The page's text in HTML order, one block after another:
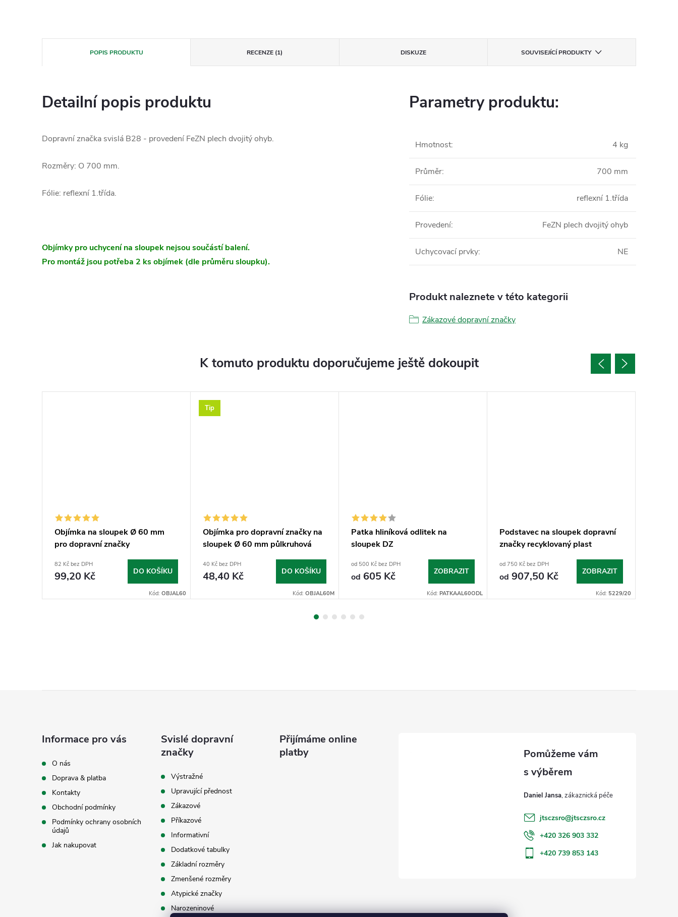
POPIS PRODUKTU RECENZE (1) DISKUZE SOUVISEJÍCÍ PRODUKTY
Detailní popis produktu
Dopravní značka svislá B28 - provedení FeZN plech dvojitý ohyb.
Rozměry: O 700 mm.
Fólie: reflexní 1.třída.
Objímky pro uchycení na sloupek nejsou součástí balení.
Pro montáž jsou potřeba 2 ks objímek (dle průměru sloupku).
Parametry produktu:
Hmotnost: 4 kg
Průměr: 700 mm
Fólie: reflexní 1.třída
Provedení: FeZN plech dvojitý ohyb
Uchycovací prvky: NE
Produkt naleznete v této kategorii
Zákazové dopravní značky
K tomuto produktu doporučujeme ještě dokoupit
Objímka na sloupek Ø 60 mm
pro dopravní značky
82 Kč bez DPH
99,20 Kč DO KOŠÍKU
Kód: OBJAL60
Tip
Objímka pro dopravní značky na
sloupek Ø 60 mm půlkruhová
40 Kč bez DPH
48,40 Kč DO KOŠÍKU
Kód: OBJAL60M
Patka hliníková odlitek na
sloupek DZ
od 500 Kč bez DPH
od 605 Kč ZOBRAZIT
Kód: PATKAAL60ODL
Podstavec na sloupek dopravní
značky recyklovaný plast
od 750 Kč bez DPH
od 907,50 Kč ZOBRAZIT
Kód: 5229/20
Informace pro vás
O nás
Doprava & platba
Kontakty
Obchodní podmínky
Podmínky ochrany osobních
údajů
Jak nakupovat
Svislé dopravní
značky
Výstražné
Upravující přednost
Zákazové
Příkazové
Informativní
Dodatkové tabulky
Základní rozměry
Zmenšené rozměry
Atypické značky
Narozeninové
Přijímáme online
platby
Daniel Jansa
jtsczsro@jtsczsro.cz
+420 326 903 332
+420 739 853 143